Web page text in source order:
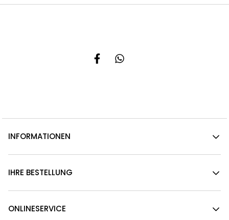
INFORMATIONEN
IHRE BESTELLUNG
ONLINESERVICE